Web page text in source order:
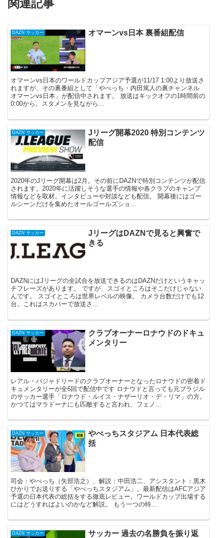
関連記事
DAZN サッカー オマーンvs日本 裏番組配信
オマーンvs日本のワールドカップアジア予選が11/17 1:00より放送さ
れますが、その裏番組として「やべっち・内田篤人の裏チャンネル
オマーンvs日本」が配信中されます。 放送はキックオフの1時間前の
0:00から。スタメンを見ながら...
DAZN サッカー
Jリーグ開幕2020 特別コンテンツ
配信
2020年のJリーグ開幕は2月。その前にDAZNで特別コンテンツが配信
されます。2020年に活躍しそうな選手の情報や各クラブのキャンプ
情報などを取材。インタビューや対談なども配信。 開幕後にはゴー
ルシーンだけを集めたオールゴールズショ...
DAZN サッカー
JリーグはDAZNで見ると興奮で
きる
DAZNにはJリーグの全試合を放送できるのはDAZNだけというキャッ
チフレーズがあります。 ですが、スゴイところはそこだけじゃない
んです。 スゴイところは世界レベルの映像。 カメラ台数だけでも12
台。これはスカパーで放送さ...
DAZN サッカー
クラブオーナーロナウドのドキュ
メンタリー
レアル・バジャドリードのクラブオーナーとなったロナウドの密着ド
キュメンタリーが全6回で配信中です ロナウドと言っても元ブラジル
のサッカー選手「ロナウド・ルイス・ナザーリオ・デ・リマ」の方。
かつてはマラドーナにも匹敵すると言われ、フェノ...
DAZN サッカー
やべっちスタジアム 日本代表総
括
司会：やべっち（矢部浩之）、解説：中田浩二、アシスタント：黒木
ひかりでお送りする「やべっちスタジアム」。最新配信はAFCアジア
予選の日本代表の総括をする徹底レビュー。ワールドカップ出場する
にはどうすればよいのかなど解説。 もう一つの特...
DAZN サッカー
サッカー 過去の名勝負を振り返